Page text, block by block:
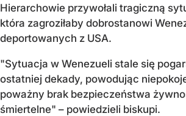
Hierarchowie przywołali tragiczną
która zagroziłaby dobrostanowi
deportowanych z USA.
"Sytuacja w Wenezueli stale się
ostatniej dekady, powodując
poważny brak bezpieczeństwa
śmiertelne" – powiedzieli biskupi.